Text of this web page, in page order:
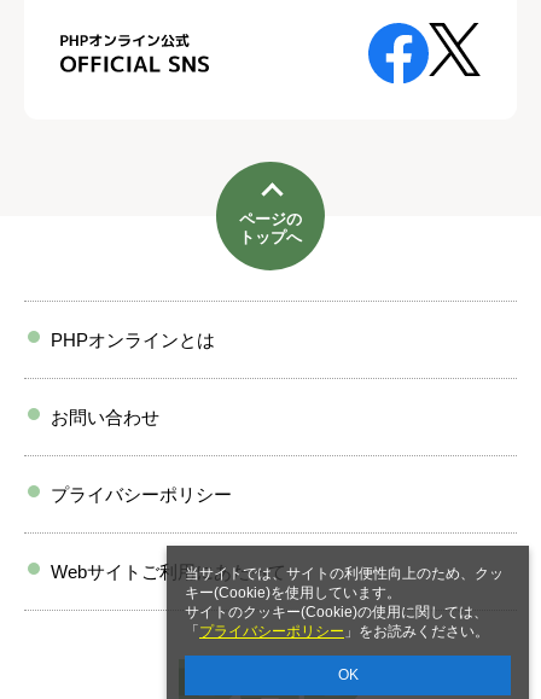
当サイトでは、サイトの利便性向上のため、クッ
キー(Cookie)を使用しています。
サイトのクッキー(Cookie)の使用に関しては、
「 プライバシーポリシー 」をお読みください。
OK
ページの
トップへ
PHPオンラインとは
お問い合わせ
プライバシーポリシー
Webサイトご利用にあたって